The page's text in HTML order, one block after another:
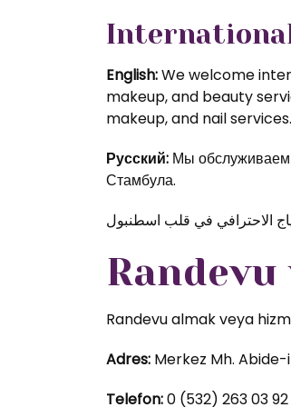
English:We welcome
makeup, and beauty
makeup, and nail
Русский: Мы обслуживаем
Стамбула.
Randevu almak veya
Adres: Merkez Mh. Abide-
Telefon:0 (532) 263 03 92